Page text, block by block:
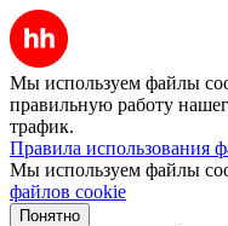
Мы используем файлы
правильную работу
трафик.
Правила использования
Мы используем файлы
файлов cookie
Понятно